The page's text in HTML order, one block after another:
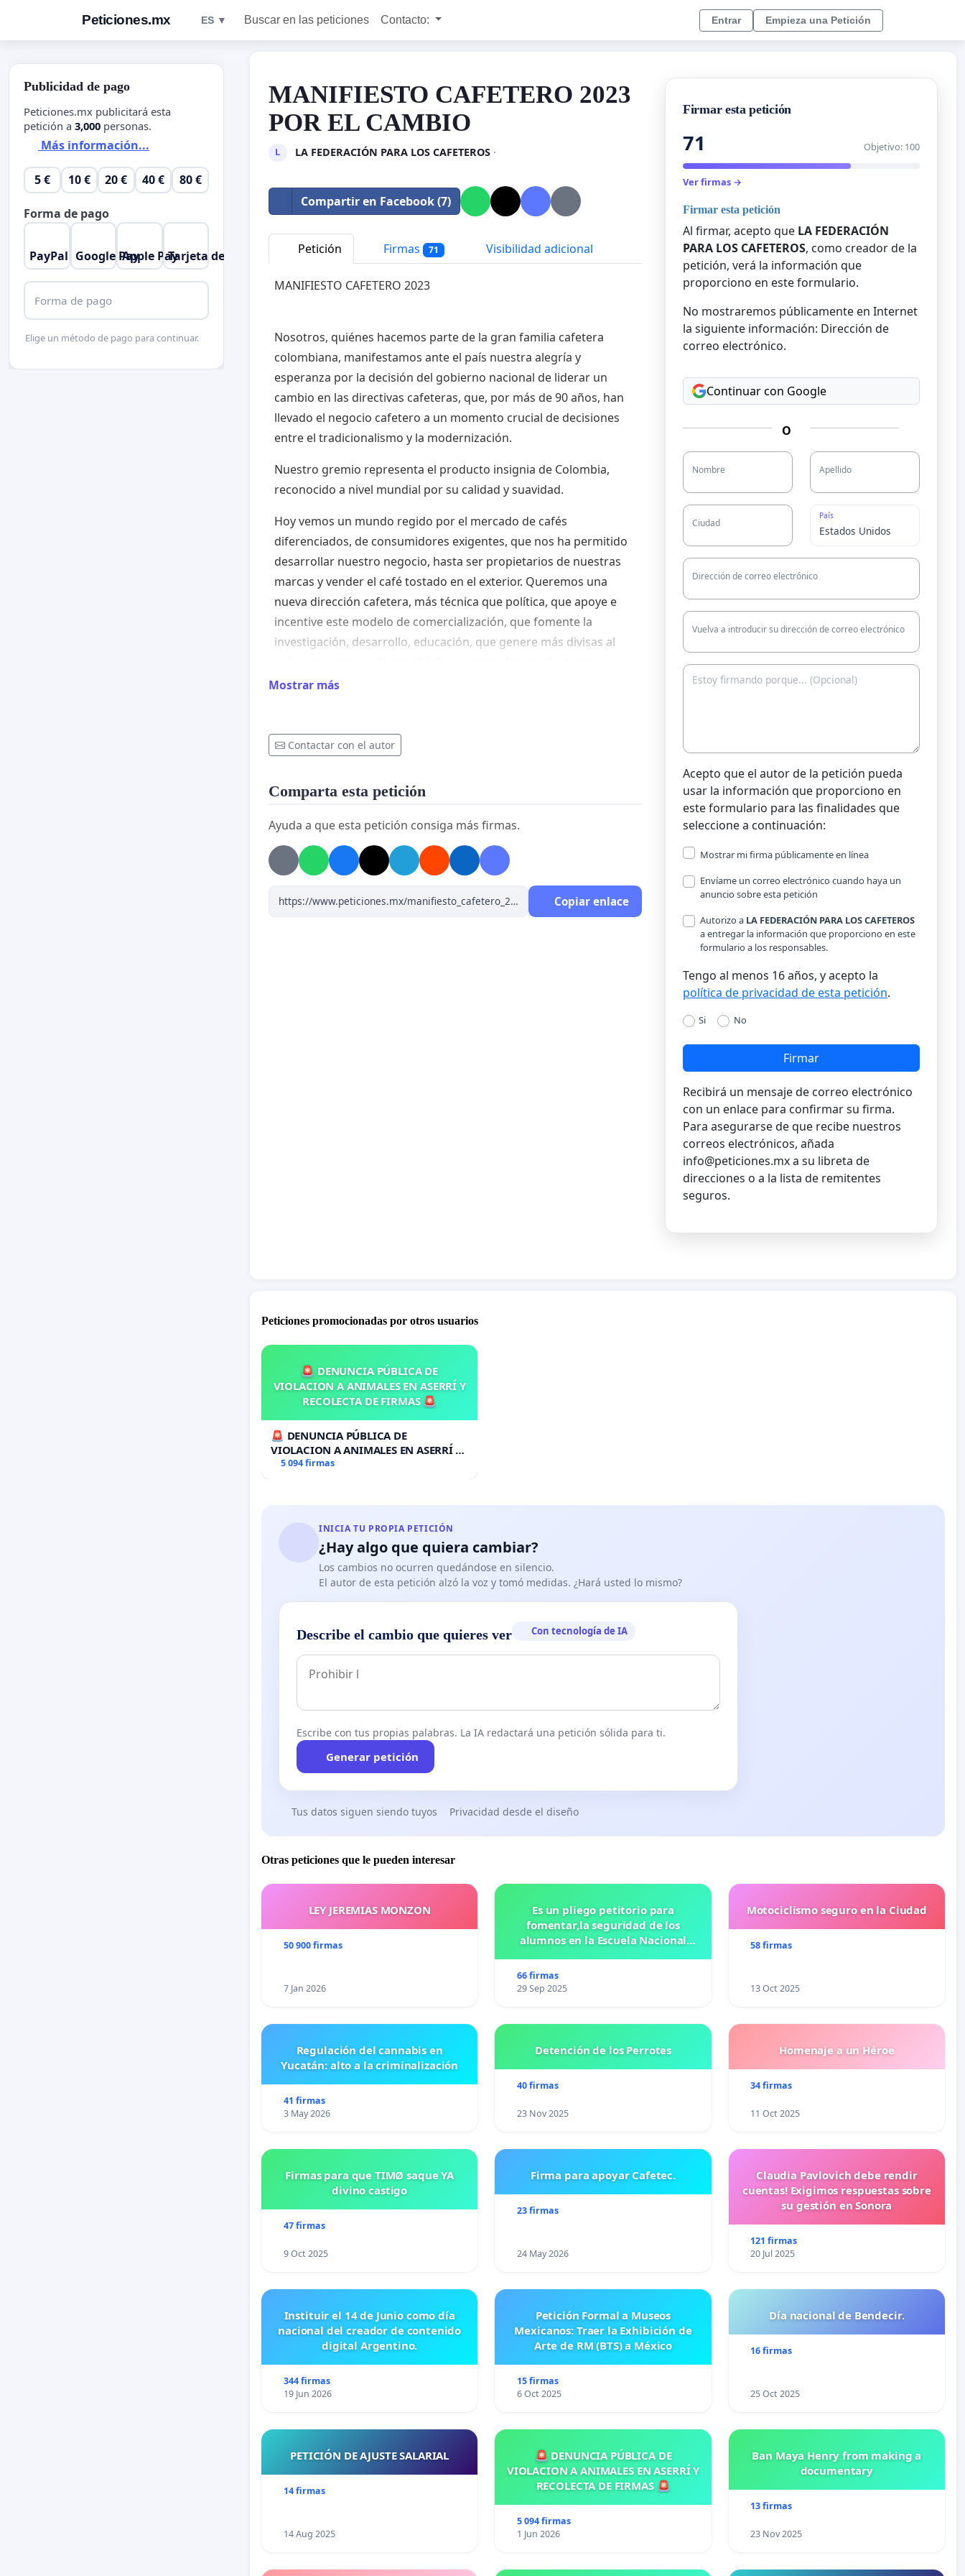
Peticiones.mx ES ▼ Buscar en las peticiones Contacto: Entrar Empieza una Petición
MANIFIESTO CAFETERO 2023
POR EL CAMBIO
L LA FEDERACIÓN PARA LOS CAFETEROS·
Compartir en Facebook (7)
Petición Firmas 71 Visibilidad adicional
MANIFIESTO CAFETERO 2023
Nosotros, quiénes hacemos parte de la gran familia cafetera
colombiana, manifestamos ante el país nuestra alegría y
esperanza por la decisión del gobierno nacional de liderar un
cambio en las directivas cafeteras, que, por más de 90 años, han
llevado el negocio cafetero a un momento crucial de decisiones
entre el tradicionalismo y la modernización.
Nuestro gremio representa el producto insignia de Colombia,
reconocido a nivel mundial por su calidad y suavidad.
Hoy vemos un mundo regido por el mercado de cafés
diferenciados, de consumidores exigentes, que nos ha permitido
desarrollar nuestro negocio, hasta ser propietarios de nuestras
marcas y vender el café tostado en el exterior. Queremos una
nueva dirección cafetera, más técnica que política, que apoye e
incentive este modelo de comercialización, que fomente la
investigación, desarrollo, educación, que genere más divisas al
Señor presidente; el Ingeniero Nelson Moya reúne la experiencia y
ayudarnos en esta gran coyuntura del cambio. Un cambio para el
bien del café y del pueblo colombiano.
Mostrar más
Contactar con el autor
Comparta esta petición
Ayuda a que esta petición consiga más firmas.
Copiar enlace
Firmar esta petición
71 Objetivo: 100
Ver firmas →
Firmar esta petición
Al firmar, acepto que LA FEDERACIÓN
PARA LOS CAFETEROS, como creador de la
petición, verá la información que
proporciono en este formulario.
No mostraremos públicamente en Internet
la siguiente información: Dirección de
correo electrónico.
Continuar con Google
O
Nombre Apellido
Ciudad
País
Dirección de correo electrónico
Vuelva a introducir su dirección de correo electrónico
Acepto que el autor de la petición pueda
usar la información que proporciono en
este formulario para las finalidades que
seleccione a continuación:
Mostrar mi firma públicamente en línea
Envíame un correo electrónico cuando haya un
anuncio sobre esta petición
Autorizo a LA FEDERACIÓN PARA LOS CAFETEROS
a entregar la información que proporciono en este
formulario a los responsables.
Tengo al menos 16 años, y acepto la
política de privacidad de esta petición.
Si No
Firmar
Recibirá un mensaje de correo electrónico
con un enlace para confirmar su firma.
Para asegurarse de que recibe nuestros
correos electrónicos, añada
info@peticiones.mxa su libreta de
direcciones o a la lista de remitentes
seguros.
Peticiones promocionadas por otros usuarios
🚨 DENUNCIA PÚBLICA DE
VIOLACION A ANIMALES EN ASERRÍ Y
RECOLECTA DE FIRMAS 🚨
🚨 DENUNCIA PÚBLICA DE
VIOLACION A ANIMALES EN ASERRÍ Y
RECOLECTA DE FIRMAS 🚨
5 094 firmas
INICIA TU PROPIA PETICIÓN
¿Hay algo que quiera cambiar?
Los cambios no ocurren quedándose en silencio.
El autor de esta petición alzó la voz y tomó medidas. ¿Hará usted lo mismo?
Describe el cambio que quieres ver Con tecnología de IA
Escribe con tus propias palabras. La IA redactará una petición sólida para ti.
Generar petición
Tus datos siguen siendo tuyos Privacidad desde el diseño
Otras peticiones que le pueden interesar
LEY JEREMIAS MONZON
50 900 firmas
7 Jan 2026
Es un pliego petitorio para
fomentar,la seguridad de los
alumnos en la Escuela Nacional
66 firmas
29 Sep 2025
Motociclismo seguro en la Ciudad
58 firmas
13 Oct 2025
Regulación del cannabis en
Yucatán: alto a la criminalización
41 firmas
3 May 2026
Detención de los Perrotes
40 firmas
23 Nov 2025
Homenaje a un Héroe
34 firmas
11 Oct 2025
Firmas para que TIMØ saque YA
divino castigo
47 firmas
9 Oct 2025
Firma para apoyar Cafetec.
23 firmas
24 May 2026
Claudia Pavlovich debe rendir
cuentas! Exigimos respuestas sobre
su gestión en Sonora
121 firmas
20 Jul 2025
Instituir el 14 de Junio como día
nacional del creador de contenido
digital Argentino.
344 firmas
19 Jun 2026
Petición Formal a Museos
Mexicanos: Traer la Exhibición de
Arte de RM (BTS) a México
15 firmas
6 Oct 2025
Día nacional de Bendecir.
16 firmas
25 Oct 2025
PETICIÓN DE AJUSTE SALARIAL
14 firmas
14 Aug 2025
🚨 DENUNCIA PÚBLICA DE
VIOLACION A ANIMALES EN ASERRÍ Y
RECOLECTA DE FIRMAS 🚨
5 094 firmas
1 Jun 2026
Ban Maya Henry from making a
documentary
13 firmas
23 Nov 2025
Publicidad de pago
Peticiones.mx publicitará esta
petición a 3,000 personas.
Más información...
5 € 10 € 20 € 40 € 80 €
Forma de pago
PayPal Google PayApple PayTarjeta de crédito
Forma de pago
Elige un método de pago para continuar.